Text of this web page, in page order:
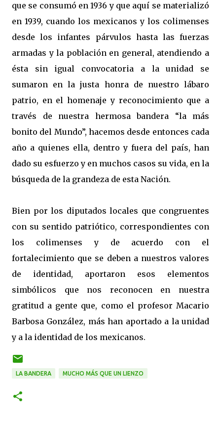
que se consumó en 1936 y que aquí se materializó
en 1939, cuando los mexicanos y los colimenses
desde los infantes párvulos hasta las fuerzas
armadas y la población en general, atendiendo a
ésta sin igual convocatoria a la unidad se
sumaron en la justa honra de nuestro lábaro
patrio, en el homenaje y reconocimiento que a
través de nuestra hermosa bandera “la más
bonito del Mundo”, hacemos desde entonces cada
año a quienes ella, dentro y fuera del país, han
dado su esfuerzo y en muchos casos su vida, en la
búsqueda de la grandeza de esta Nación.
Bien por los diputados locales que congruentes
con su sentido patriótico, correspondientes con
los colimenses y de acuerdo con el
fortalecimiento que se deben a nuestros valores
de identidad, aportaron esos elementos
simbólicos que nos reconocen en nuestra
gratitud a gente que, como el profesor Macario
Barbosa González, más han aportado a la unidad
y a la identidad de los mexicanos.
LA BANDERA MUCHO MÁS QUE UN LIENZO